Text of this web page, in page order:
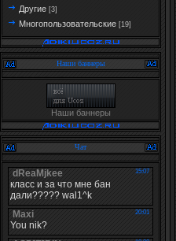
Другие [3]
Многопользовательские [19]
Наши баннеры
Наши баннеры
Чат